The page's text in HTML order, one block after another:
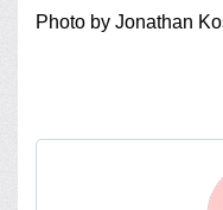
Photo by Jonathan